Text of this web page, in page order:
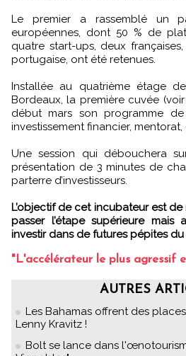
Le premier a rassemblé un
européennes, dont 50 % de
quatre start-ups, deux
portugaise, ont été retenues.
Installée au quatrième étage
Bordeaux, la première cuvée
début mars son programme
investissement financier,
Une session qui débouchera
présentation de 3 minutes de
parterre d’investisseurs.
L’objectif de cet incubateur est
passer l’étape supérieure
investir dans de futures pépites
"L'accélérateur le plus agressif
AUTRES
Les Bahamas offrent des
Lenny Kravitz !
Bolt se lance dans